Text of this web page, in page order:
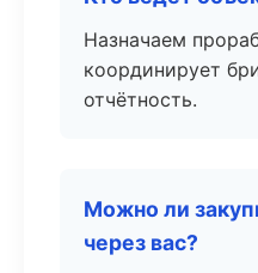
Назначаем
координирует
отчётность.
Можно ли
через вас?